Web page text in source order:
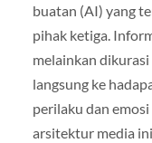
buatan (AI) yang
pihak ketiga.
melainkan
langsung ke
perilaku dan
arsitektur media